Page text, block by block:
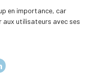
en importance, car
aux utilisateurs avec ses